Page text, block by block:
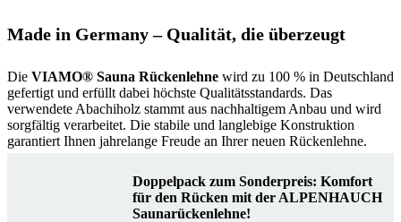
Made in Germany – Qualität, die überzeugt
Die VIAMO® Sauna Rückenlehne wird zu 100 % in Deutschland
gefertigt und erfüllt dabei höchste Qualitätsstandards. Das
verwendete Abachiholz stammt aus nachhaltigem Anbau und wird
sorgfältig verarbeitet. Die stabile und langlebige Konstruktion
garantiert Ihnen jahrelange Freude an Ihrer neuen Rückenlehne.
Doppelpack zum Sonderpreis: Komfort
für den Rücken mit der ALPENHAUCH
Saunarückenlehne!